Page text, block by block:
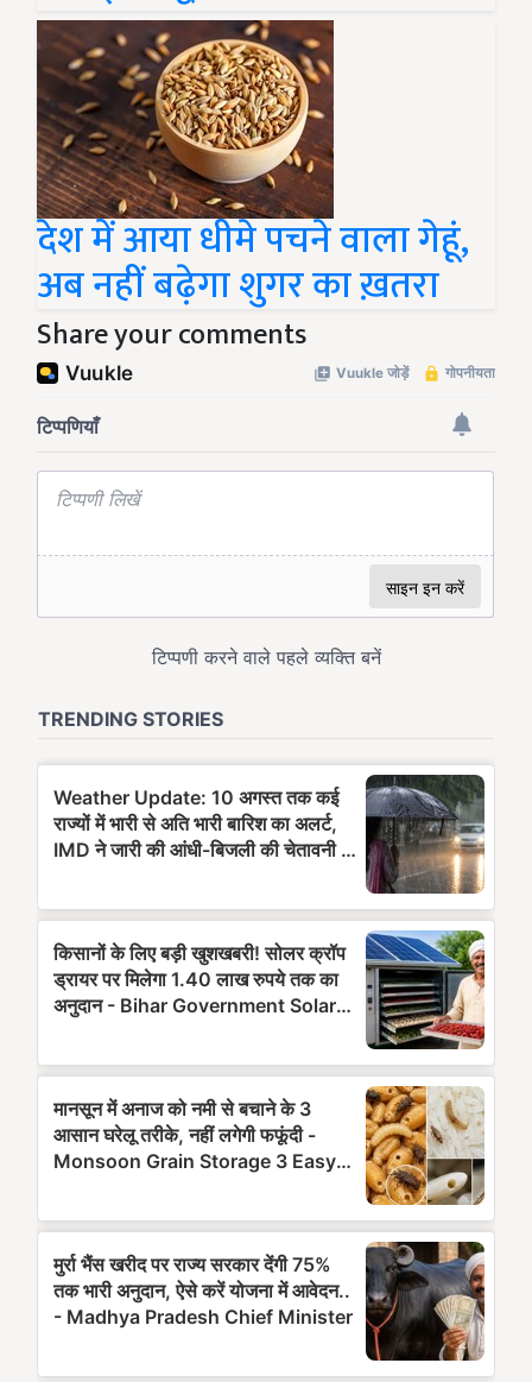
देश में आया धीमे पचने वाला गेहूं,
अब नहीं बढ़ेगा शुगर का ख़तरा
Share your comments